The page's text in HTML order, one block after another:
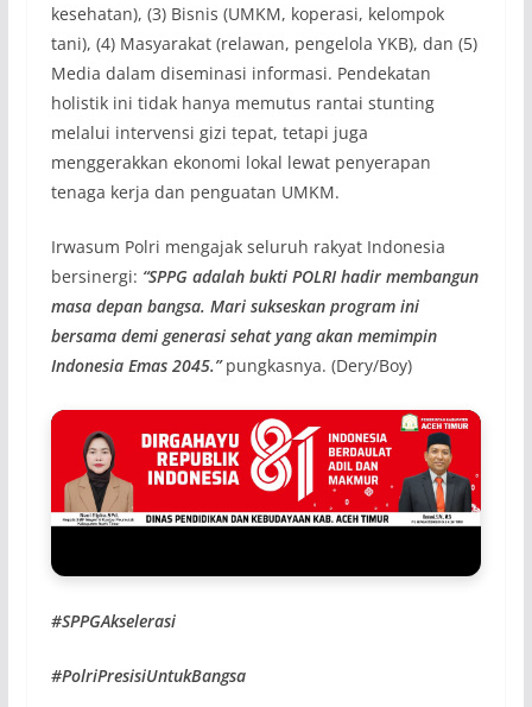
kesehatan), (3) Bisnis (UMKM, koperasi, kelompok
tani), (4) Masyarakat (relawan, pengelola YKB), dan (5)
Media dalam diseminasi informasi. Pendekatan
holistik ini tidak hanya memutus rantai stunting
melalui intervensi gizi tepat, tetapi juga
menggerakkan ekonomi lokal lewat penyerapan
tenaga kerja dan penguatan UMKM.
Irwasum Polri mengajak seluruh rakyat Indonesia
bersinergi: “SPPG adalah bukti POLRI hadir membangun
masa depan bangsa. Mari sukseskan program ini
bersama demi generasi sehat yang akan memimpin
Indonesia Emas 2045.”pungkasnya. (Dery/Boy)
#SPPGAkselerasi
#PolriPresisiUntukBangsa